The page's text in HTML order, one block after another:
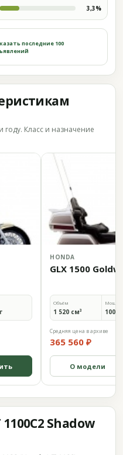
3,3%
последние 100
Класс и назначение
HONDA
GLX 1500
Объём
1 520 см³ 100
Средняя цена в архиве
365 560 ₽
О модели
Shadow